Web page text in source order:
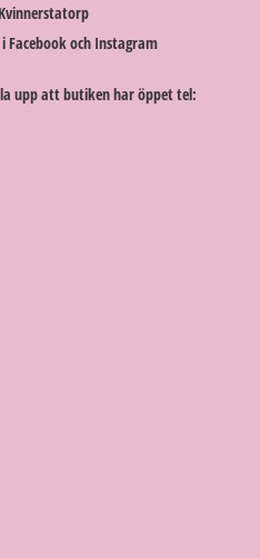
och Instagram
upp att butiken har öppet tel: